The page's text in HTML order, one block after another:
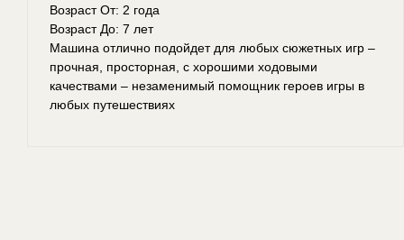
Возраст От: 2 года
Возраст До: 7 лет
Машина отлично подойдет для любых сюжетных игр –
прочная, просторная, с хорошими ходовыми
качествами – незаменимый помощник героев игры в
любых путешествиях